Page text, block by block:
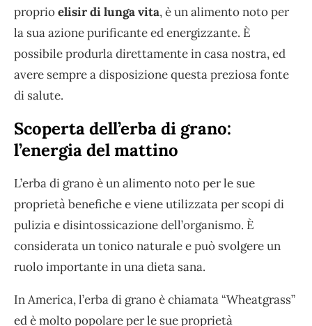
proprioelisir di lunga vita, è un alimento noto per
la sua azione purificante ed energizzante. È
possibile produrla direttamente in casa nostra, ed
avere sempre a disposizione questa preziosa fonte
di salute.
Scoperta dell’erba di grano:
l’energia del mattino
L’erba di grano è un alimento noto per le sue
proprietà benefiche e viene utilizzata per scopi di
pulizia e disintossicazione dell’organismo. È
considerata un tonico naturale e può svolgere un
ruolo importante in una dieta sana.
In America, l’erba di grano è chiamata “Wheatgrass”
ed è molto popolare per le sue proprietà